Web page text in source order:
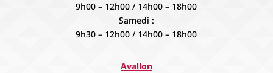
9h00 – 12h00 / 14h00 – 18h00
Samedi :
9h30 – 12h00 / 14h00 – 18h00
Avallon